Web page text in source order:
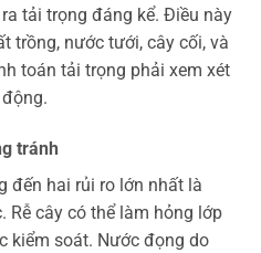
tải trọng đáng kể. Điều này
trồng, nước tưới, cây cối, và
toán tải trọng phải xem xét
tránh
đến hai rủi ro lớn nhất là
Rễ cây có thể làm hỏng lớp
kiểm soát. Nước đọng do